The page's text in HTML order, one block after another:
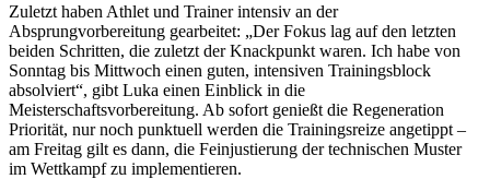
Zuletzt haben Athlet und Trainer intensiv an der
Absprungvorbereitung gearbeitet: „Der Fokus lag auf den letzten
beiden Schritten, die zuletzt der Knackpunkt waren. Ich habe von
Sonntag bis Mittwoch einen guten, intensiven Trainingsblock
absolviert“, gibt Luka einen Einblick in die
Meisterschaftsvorbereitung. Ab sofort genießt die Regeneration
Priorität, nur noch punktuell werden die Trainingsreize angetippt –
am Freitag gilt es dann, die Feinjustierung der technischen Muster
im Wettkampf zu implementieren.